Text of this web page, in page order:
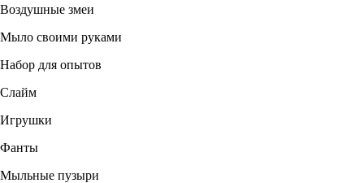
Воздушные змеи
Мыло своими руками
Набор для опытов
Слайм
Игрушки
Фанты
Мыльные пузыри